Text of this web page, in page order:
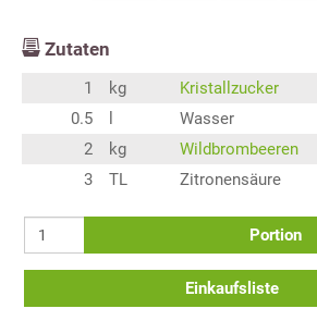
Zutaten
1 kg
Kristallzucker
0.5
Wasser
2
kg
Wildbrombeeren
3
TL Zitronensäure
Portion
Einkaufsliste